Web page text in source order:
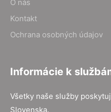
O nás
Kontakt
Ochrana osobných údajov
Informácie k
Všetky naše služby
Slovenska.